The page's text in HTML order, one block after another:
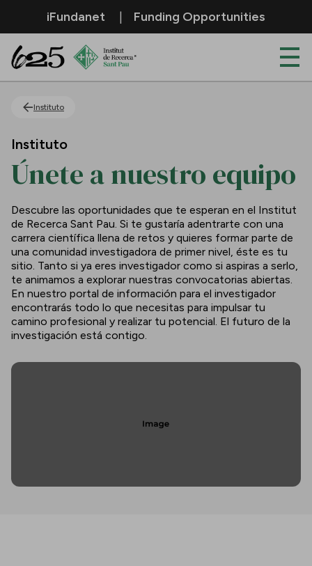
Saltar al contenido principal
iFundanet Funding Opportunities
Instituto
Instituto
Únete a nuestro equipo
Descubre las oportunidades que te esperan en el Institut
de Recerca Sant Pau. Si te gustaría adentrarte con una
carrera científica llena de retos y quieres formar parte de
una comunidad investigadora de primer nivel, éste es tu
sitio. Tanto si ya eres investigador como si aspiras a serlo,
te animamos a explorar nuestras convocatorias abiertas.
En nuestro portal de información para el investigador
encontrarás todo lo que necesitas para impulsar tu
camino profesional y realizar tu potencial. El futuro de la
investigación está contigo.